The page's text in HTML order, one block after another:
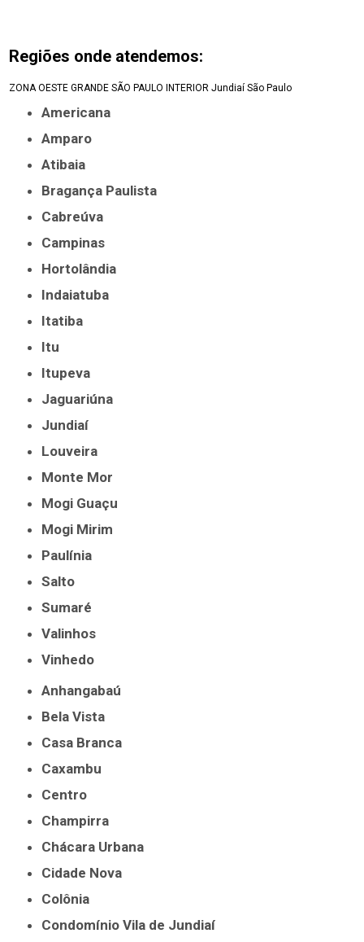
Regiões onde atendemos:
ZONA OESTE GRANDE SÃO PAULO INTERIOR Jundiaí São Paulo
Americana
Amparo
Atibaia
Bragança Paulista
Cabreúva
Campinas
Hortolândia
Indaiatuba
Itatiba
Itu
Itupeva
Jaguariúna
Jundiaí
Louveira
Monte Mor
Mogi Guaçu
Mogi Mirim
Paulínia
Salto
Sumaré
Valinhos
Vinhedo
Anhangabaú
Bela Vista
Casa Branca
Caxambu
Centro
Champirra
Chácara Urbana
Cidade Nova
Colônia
Condomínio Vila de Jundiaí